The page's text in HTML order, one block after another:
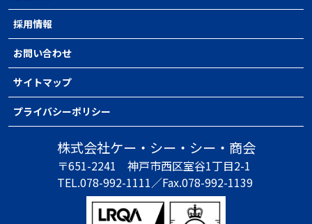
採用情報
お問い合わせ
サイトマップ
プライバシーポリシー
株式会社ケー・シー・シー・商会
〒651-2241 神戸市西区室谷1丁目2-1
TEL.078-992-1111／Fax.078-992-1139